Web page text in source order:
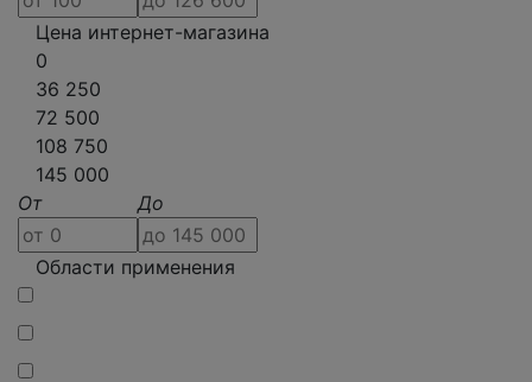
Цена интернет-магазина
0
36 250
72 500
108 750
145 000
От
До
Области применения